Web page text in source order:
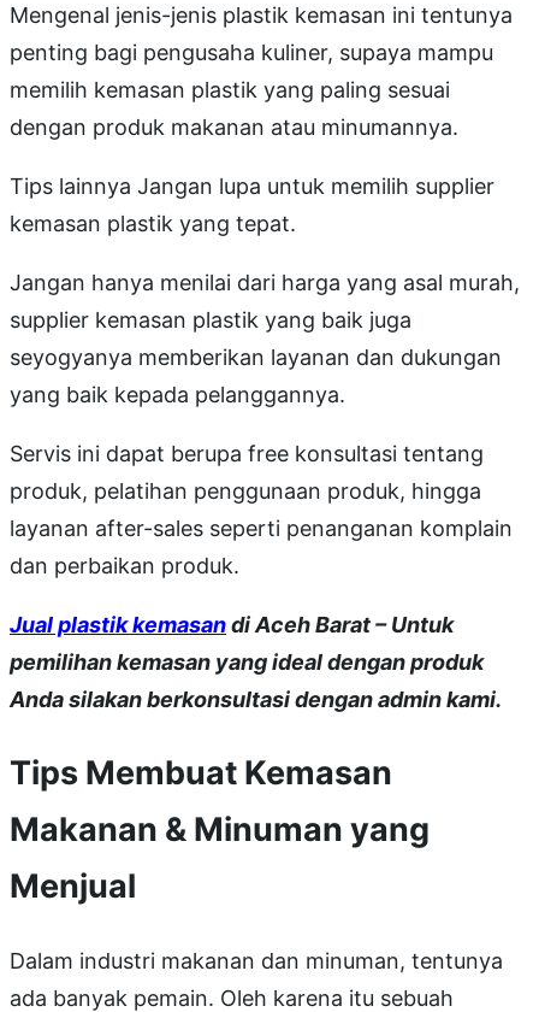
Mengenal jenis-jenis plastik kemasan ini tentunya
penting bagi pengusaha kuliner, supaya mampu
memilih kemasan plastik yang paling sesuai
dengan produk makanan atau minumannya.
Tips lainnya Jangan lupa untuk memilih supplier
kemasan plastik yang tepat.
Jangan hanya menilai dari harga yang asal murah,
supplier kemasan plastik yang baik juga
seyogyanya memberikan layanan dan dukungan
yang baik kepada pelanggannya.
Servis ini dapat berupa free konsultasi tentang
produk, pelatihan penggunaan produk, hingga
layanan after-sales seperti penanganan komplain
dan perbaikan produk.
Jual plastik kemasandi Aceh Barat – Untuk
pemilihan kemasan yang ideal dengan produk
Anda silakan berkonsultasi dengan admin kami.
Tips Membuat Kemasan
Makanan & Minuman yang
Menjual
Dalam industri makanan dan minuman, tentunya
ada banyak pemain. Oleh karena itu sebuah